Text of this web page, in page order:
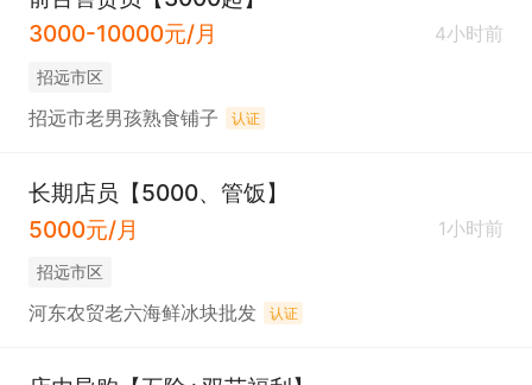
3000-10000元/月
4小时前
招远市区
招远市老男孩熟食铺子 认证
长期店员【5000、管饭】
5000元/月
1小时前
招远市区
河东农贸老六海鲜冰块批发 认证